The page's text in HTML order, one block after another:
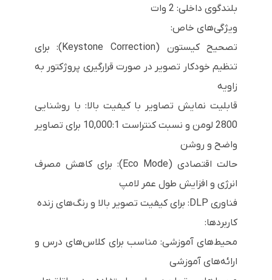
بلندگوی داخلی: 2 وات
ویژگی‌های خاص:
تصحیح کیستون (Keystone Correction): برای
تنظیم خودکار تصویر در صورت قرارگیری پروژکتور به
زاویه
قابلیت نمایش تصاویر با کیفیت بالا: با روشنایی
2800 لومن و نسبت کنتراست 10,000:1 برای تصاویر
واضح و روشن
حالت اقتصادی (Eco Mode): برای کاهش مصرف
انرژی و افزایش طول عمر لامپ
فناوری DLP: برای کیفیت تصویر بالا و رنگ‌های زنده
کاربردها:
محیط‌های آموزشی: مناسب برای کلاس‌های درس و
ارائه‌های آموزشی